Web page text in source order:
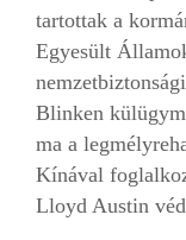
tartottak a
Egyesült
Blinken
ma a
Kínával
Lloyd Austin